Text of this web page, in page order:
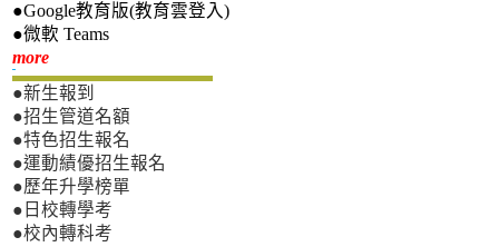
●Google教育版(教育雲登入)
●微軟 Teams
more新生專區
●新生報到
●招生管道名額
●特色招生報名
●運動績優招生報名
●歷年升學榜單
●日校轉學考
●校內轉科考